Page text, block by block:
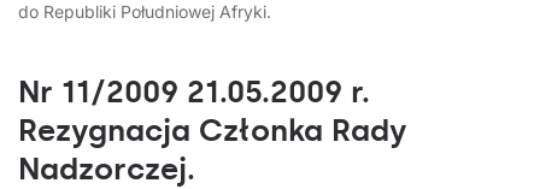
do Republiki Południowej Afryki.
Nr 11/2009 21.05.2009 r.
Rezygnacja Członka Rady
Nadzorczej.